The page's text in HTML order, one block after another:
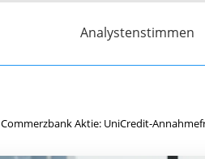
Analystenstimmen
Commerzbank Aktie: UniCredit-